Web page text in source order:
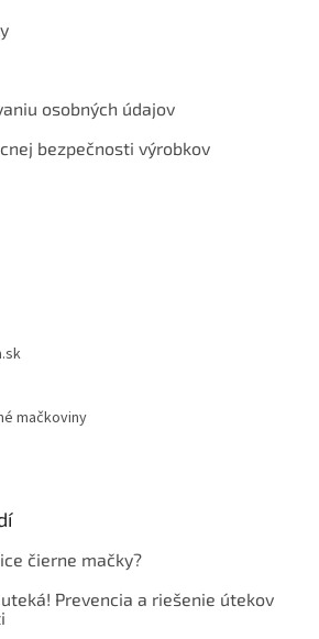
osobných údajov
bezpečnosti výrobkov
mačkoviny
čierne mačky?
Prevencia a riešenie útekov